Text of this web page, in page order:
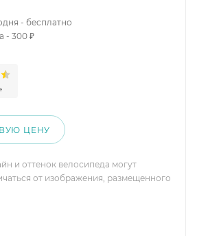
- бесплатно
- 300 ₽
ЦЕНУ
и оттенок велосипеда могут
от изображения, размещенного